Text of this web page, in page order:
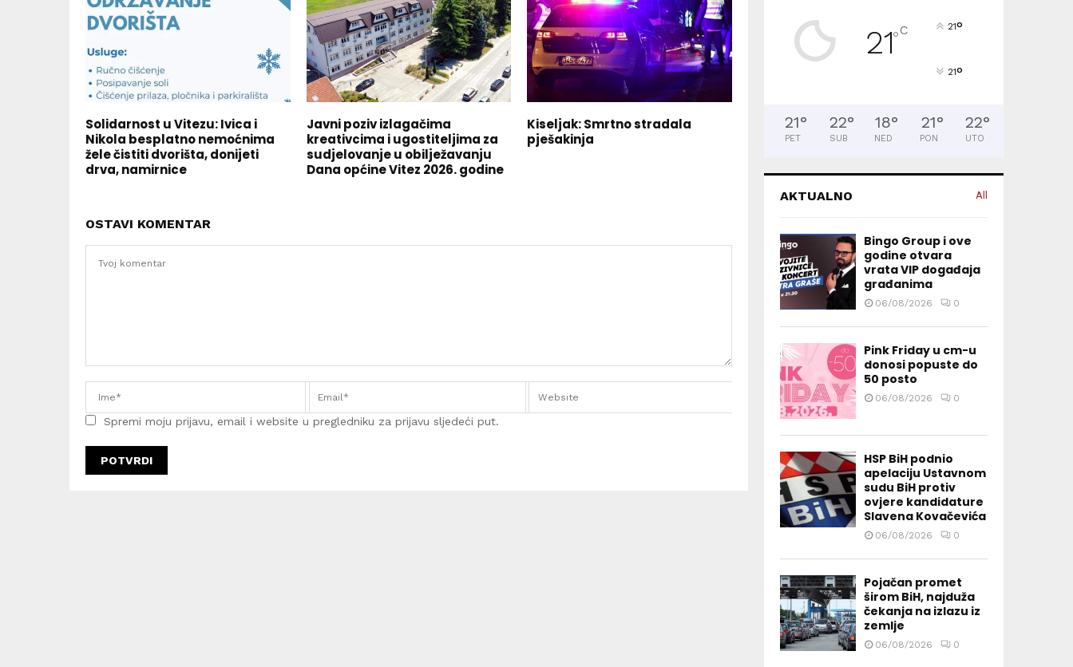
Solidarnost u Vitezu: Ivica i
Nikola besplatno nemoćnima
žele čistiti dvorišta, donijeti
drva, namirnice
Javni poziv izlagačima
kreativcima i ugostiteljima za
sudjelovanje u obilježavanju
Dana općine Vitez 2026. godine
Kiseljak: Smrtno stradala
pješakinja
OSTAVI KOMENTAR
Spremi moju prijavu, email i website u pregledniku za prijavu sljedeći put.
21°C 21°
21°
21°
PET
22°
SUB
18°
NED
21°
PON
22°
UTO
AKTUALNO All
Bingo Group i ove
godine otvara
vrata VIP događaja
građanima
06/08/2026 0
Pink Friday u cm-u
donosi popuste do
50 posto
06/08/2026 0
HSP BiH podnio
apelaciju Ustavnom
sudu BiH protiv
ovjere kandidature
Slavena Kovačevića
06/08/2026 0
Pojačan promet
širom BiH, najduža
čekanja na izlazu iz
zemlje
06/08/2026 0